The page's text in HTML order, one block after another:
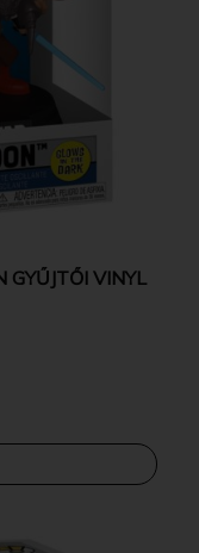
GYŰJTŐI VINYL